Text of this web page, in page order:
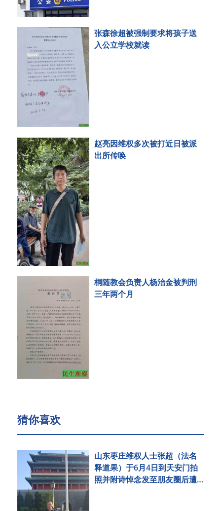
张森徐超被强制要求将孩子送
入公立学校就读
赵亮因维权多次被打近日被派
出所传唤
桐随教会负责人杨治金被判刑
三年两个月
猜你喜欢
山东枣庄维权人士张超（法名
释道果）于6月4日到天安门拍
照并附诗悼念发至朋友圈后遭